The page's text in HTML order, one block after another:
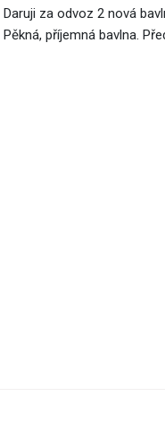
Daruji za odvoz 2 nová
Pěkná, příjemná bavlna.